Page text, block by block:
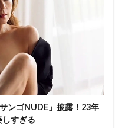
ンゴNUDE」披露！23年
すぎる